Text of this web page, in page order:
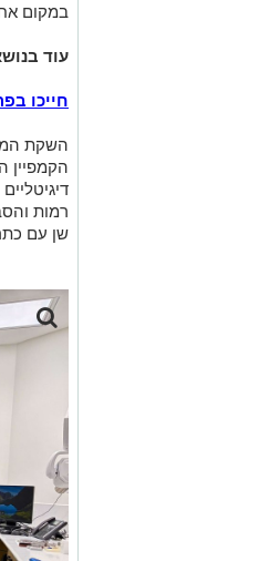
במקום
עוד
חייכו
השקת
הקמפיין
רמות
שן עם